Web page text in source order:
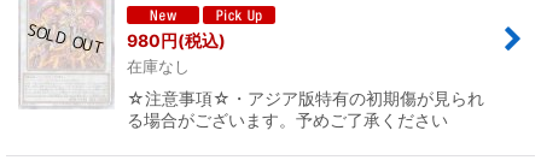
980円(税込)
在庫なし
☆注意事項☆・アジア版特有の初期傷が見られ
る場合がございます。予めご了承ください